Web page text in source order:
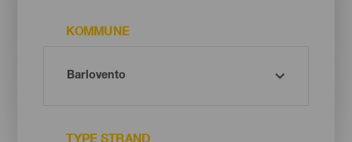
KOMMUNE
TYPE STRAND